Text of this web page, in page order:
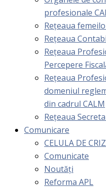
profesionale
Rețeaua
Rețeaua
Rețeaua
Percepere
Reţeaua
domeniul
din cadrul CALM
Rețeaua
Comunicare
CELULA DE
Comunicate
Noutăți
Reforma APL